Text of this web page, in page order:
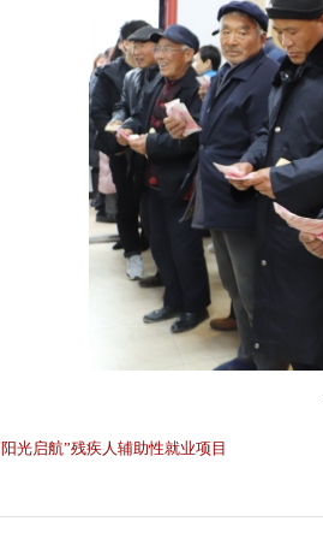
光启航”残疾人辅助性就业项目